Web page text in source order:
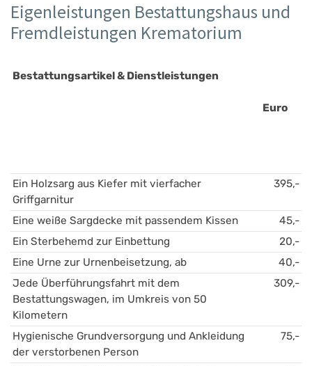
Eigenleistungen Bestattungshaus und
Fremdleistungen Krematorium
Bestattungsartikel & Dienstleistungen
Euro
Ein Holzsarg aus Kiefer mit vierfacher
Griffgarnitur
395,-
Eine weiße Sargdecke mit passendem Kissen
45,-
Ein Sterbehemd zur Einbettung
20,-
Eine Urne zur Urnenbeisetzung, ab
40,-
Jede Überführungsfahrt mit dem
Bestattungswagen, im Umkreis von 50
Kilometern
309,-
Hygienische Grundversorgung und Ankleidung
der verstorbenen Person
75,-